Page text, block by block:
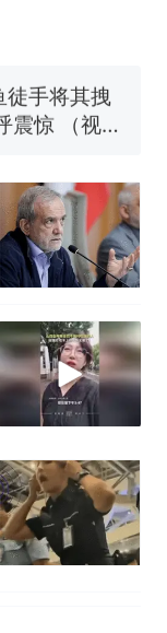
徒手将其拽
震惊 （视频
博主在田
友：真·裸眼
美国怕什